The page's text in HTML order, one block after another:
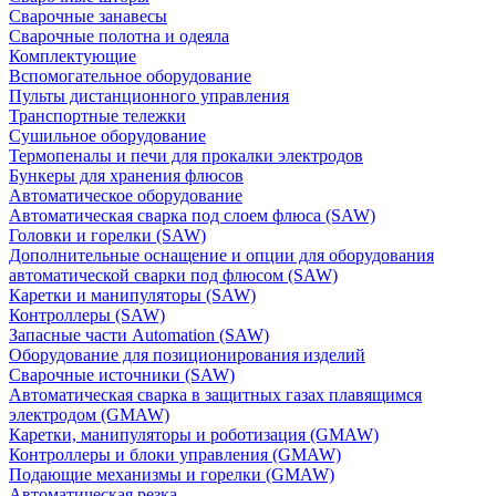
Сварочные занавесы
Сварочные полотна и одеяла
Комплектующие
Вспомогательное оборудование
Пульты дистанционного управления
Транспортные тележки
Сушильное оборудование
Термопеналы и печи для прокалки электродов
Бункеры для хранения флюсов
Автоматическое оборудование
Автоматическая сварка под слоем флюса (SAW)
Головки и горелки (SAW)
Дополнительные оснащение и опции для оборудования
автоматической сварки под флюсом (SAW)
Каретки и манипуляторы (SAW)
Контроллеры (SAW)
Запасные части Automation (SAW)
Оборудование для позиционирования изделий
Сварочные источники (SAW)
Автоматическая сварка в защитных газах плавящимся
электродом (GMAW)
Каретки, манипуляторы и роботизация (GMAW)
Контроллеры и блоки управления (GMAW)
Подающие механизмы и горелки (GMAW)